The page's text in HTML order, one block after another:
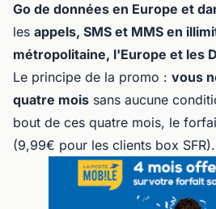
Go de données en Europe et
les appels, SMS et MMS en
métropolitaine, l'Europe et les
Le principe de la promo : vous
quatre mois sans aucune
bout de ces quatre mois, le
(9,99€ pour les clients box SFR).